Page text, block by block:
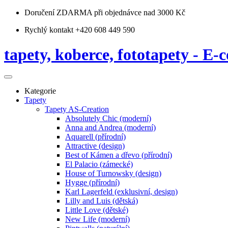
Doručení ZDARMA při objednávce nad 3000 Kč
Rychlý kontakt +420 608 449 590
tapety, koberce, fototapety - E-
Kategorie
Tapety
Tapety AS-Creation
Absolutely Chic (moderní)
Anna and Andrea (moderní)
Aquarell (přírodní)
Attractive (design)
Best of Kámen a dřevo (přírodní)
El Palacio (zámecké)
House of Turnowsky (design)
Hygge (přírodní)
Karl Lagerfeld (exklusivní, design)
Lilly and Luis (dětská)
Little Love (dětské)
New Life (moderní)